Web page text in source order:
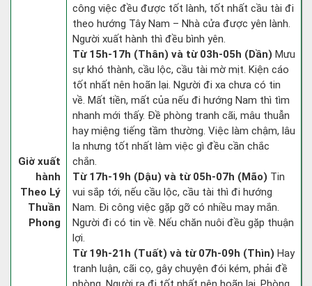
Giờ xuất
hành
Theo Lý
Thuần
Phong
công việc đều được tốt lành, tốt nhất cầu tài đi
theo hướng Tây Nam – Nhà cửa được yên lành.
Người xuất hành thì đều bình yên.
Từ 15h-17h (Thân) và từ 03h-05h (Dần) Mưu
sự khó thành, cầu lộc, cầu tài mờ mịt. Kiện cáo
tốt nhất nên hoãn lại. Người đi xa chưa có tin
về. Mất tiền, mất của nếu đi hướng Nam thì tìm
nhanh mới thấy. Đề phòng tranh cãi, mâu thuẫn
hay miệng tiếng tầm thường. Việc làm chậm, lâu
la nhưng tốt nhất làm việc gì đều cần chắc
chắn.
Từ 17h-19h (Dậu) và từ 05h-07h (Mão) Tin
vui sắp tới, nếu cầu lộc, cầu tài thì đi hướng
Nam. Đi công việc gặp gỡ có nhiều may mắn.
Người đi có tin về. Nếu chăn nuôi đều gặp thuận
lợi.
Từ 19h-21h (Tuất) và từ 07h-09h (Thìn) Hay
tranh luận, cãi cọ, gây chuyện đói kém, phải đề